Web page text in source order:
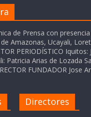
de Prensa con
Amazonas, Ucayali,
PERIODÍSTICO Iquitos:
Patricia Arias de Lozada
FUNDADOR Jose
Directores